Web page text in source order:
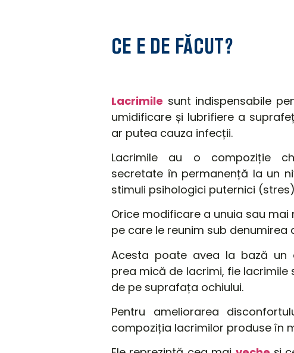
CE E DE FĂCUT?
Lacrimile sunt indispensabile
umidificare și lubrifiere a
ar putea cauza infecții.
Lacrimile au o compoziție
secretate în permanență la un
stimuli psihologici puternici
Orice modificare a unuia sau mai
pe care le reunim sub denumirea
Acesta poate avea la bază un
prea mică de lacrimi, fie
de pe suprafața ochiului.
Pentru ameliorarea
compoziția lacrimilor produse în